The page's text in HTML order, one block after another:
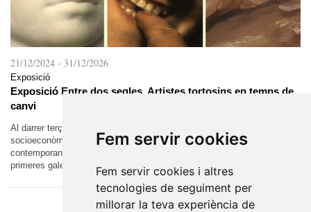
Fem servir cookies
Fem servir cookies i altres
tecnologies de seguiment per
millorar la teva experiència de
21/12/2024 - 31/12/2026
Exposició
Exposició Entre dos segles. Artistes tortosins en temps de
canvi
Al darrer terç del segle XIX, es van donar les condicions
socioeconòmiques que van permetre la formació del món artístic
contemporani. L’augment de la demanda va permetre l’aparició de les
primeres galeries i el...